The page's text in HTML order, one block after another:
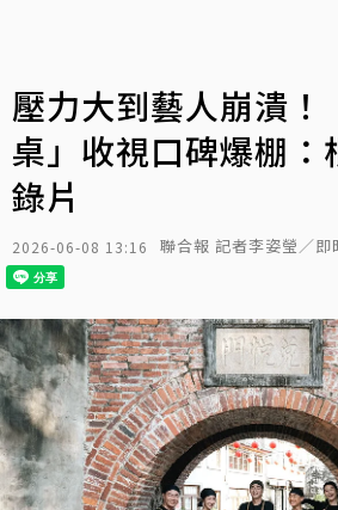
壓力大到藝人崩潰！
桌」收視口碑爆棚：
錄片
2026-06-08 13:16 聯合報 記者李姿瑩／即